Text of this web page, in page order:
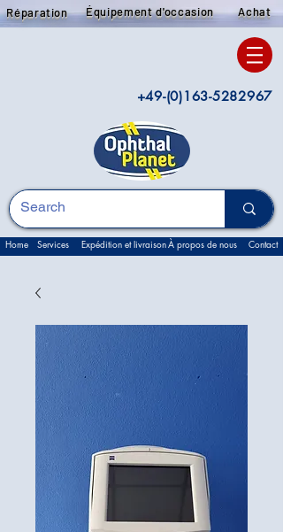
Réparation Équipement d'occasion Achat
+49-(0)163-5282967
Home Services Expédition et livraisonÀ propos de nous Contact